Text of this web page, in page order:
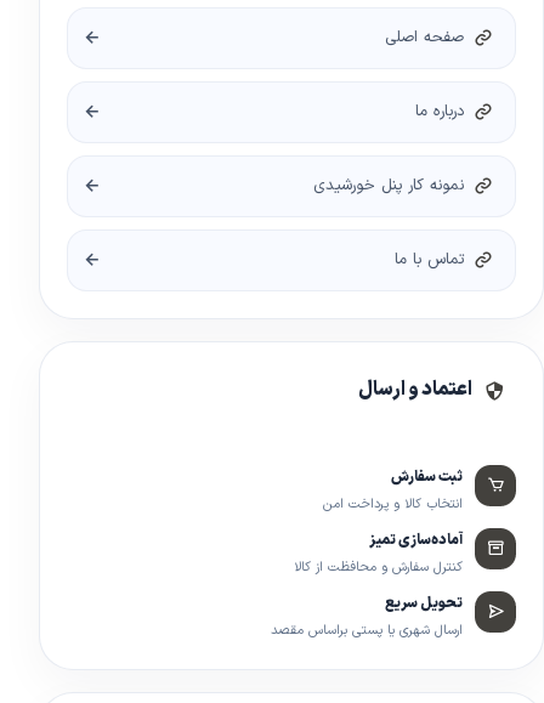
صفحه اصلی
درباره ما
نمونه کار پنل خورشیدی
تماس با ما
اعتماد و ارسال
ثبت سفارش
انتخاب کالا و پرداخت امن
آماده‌سازی تمیز
کنترل سفارش و محافظت از کالا
تحویل سریع
ارسال شهری یا پستی براساس مقصد